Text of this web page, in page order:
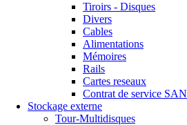
Tiroirs - Disques
Divers
Cables
Alimentations
Mémoires
Rails
Cartes reseaux
Contrat de service SAN
Stockage externe
Tour-Multidisques